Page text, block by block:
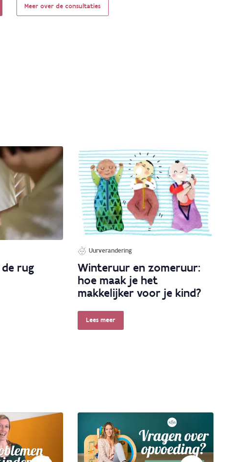
Meer over de consultaties
rug
Uurverandering
Winteruur en zomeruur:
hoe maak je het
makkelijker voor je kind?
Lees meer